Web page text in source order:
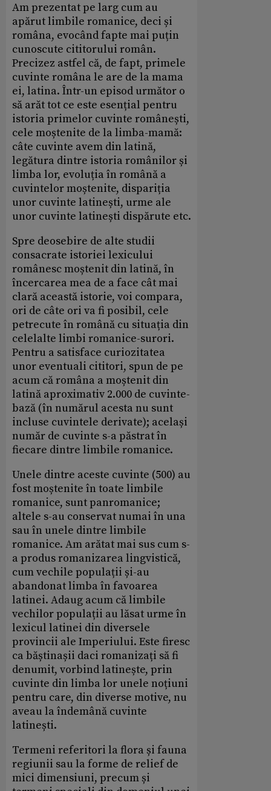
Am prezentat pe larg cum au
apărut limbile romanice, deci și
româna, evocând fapte mai puțin
cunoscute cititorului român.
Precizez astfel că, de fapt, primele
cuvinte româna le are de la mama
ei, latina. Într-un episod următor o
să arăt tot ce este esențial pentru
istoria primelor cuvinte românești,
cele moștenite de la limba-mamă:
câte cuvinte avem din latină,
legătura dintre istoria românilor și
limba lor, evoluția în română a
cuvintelor moștenite, dispariția
unor cuvinte latinești, urme ale
unor cuvinte latinești dispărute etc.
Spre deosebire de alte studii
consacrate istoriei lexicului
românesc moștenit din latină, în
încercarea mea de a face cât mai
clară această istorie, voi compara,
ori de câte ori va fi posibil, cele
petrecute în română cu situația din
celelalte limbi romanice-surori.
Pentru a satisface curiozitatea
unor eventuali cititori, spun de pe
acum că româna a moștenit din
latină aproximativ 2.000 de cuvinte-
bază (în numărul acesta nu sunt
incluse cuvintele derivate); același
număr de cuvinte s-a păstrat în
fiecare dintre limbile romanice.
Unele dintre aceste cuvinte (500) au
fost moștenite în toate limbile
romanice, sunt panromanice;
altele s-au conservat numai în una
sau în unele dintre limbile
romanice. Am arătat mai sus cum s-
a produs romanizarea lingvistică,
cum vechile populații și-au
abandonat limba în favoarea
latinei. Adaug acum că limbile
vechilor populații au lăsat urme în
lexicul latinei din diversele
provincii ale Imperiului. Este firesc
ca băștinașii daci romanizați să fi
denumit, vorbind latinește, prin
cuvinte din limba lor unele noțiuni
pentru care, din diverse motive, nu
aveau la îndemână cuvinte
latinești.
Termeni referitori la flora și fauna
regiunii sau la forme de relief de
mici dimensiuni, precum și